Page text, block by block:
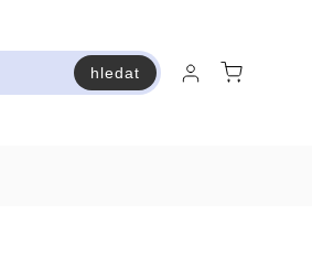
hledat